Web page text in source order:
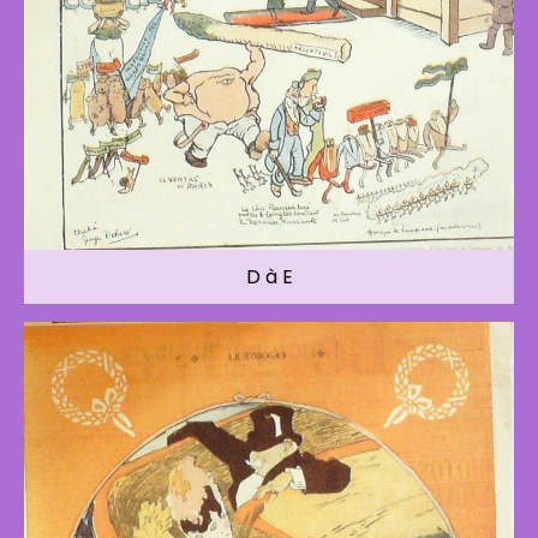
D à E